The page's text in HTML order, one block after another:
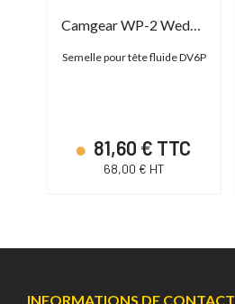
Camgear WP-2 Wedge Plate
Semelle pour tête fluide DV6P
81,60 € TTC
68,00 € HT
INFORMATIONS DE CONTACT